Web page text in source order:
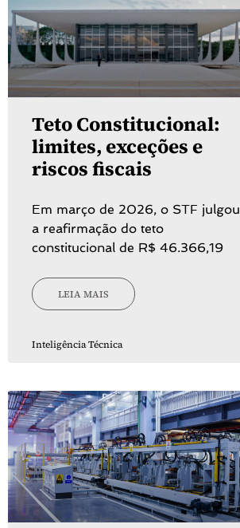
Teto Constitucional:
limites, exceções e
riscos fiscais
Em março de 2026, o STF julgou
a reafirmação do teto
constitucional de R$ 46.366,19
LEIA MAIS
Inteligência Técnica